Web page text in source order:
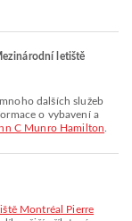
letiště
o vybavení a
C Munro Hamilton
Montréal Pierre